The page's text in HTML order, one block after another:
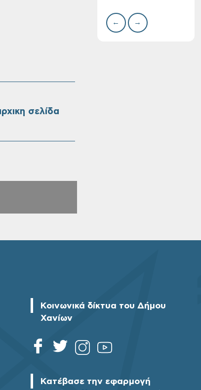
← →
σελίδα
Κοινωνικά δίκτυα του Δήμου
Χανίων
Κατέβασε την εφαρμογή